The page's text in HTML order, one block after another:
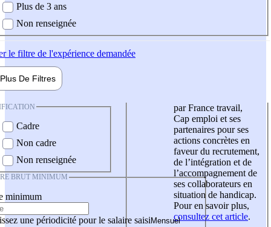
Plus de 3 ans
Non renseignée
le filtre de l'expérience demandée
Plus De Filtres
Cadre
Non cadre
Non renseignée
BRUT MINIMUM
minimum
une périodicité pour le salaire saisi
par France travail,
Cap emploi et ses
partenaires pour ses
actions concrètes en
faveur du recrutement,
de l’intégration et de
l’accompagnement de
ses collaborateurs en
situation de handicap.
Pour en savoir plus,
consultez cet article.